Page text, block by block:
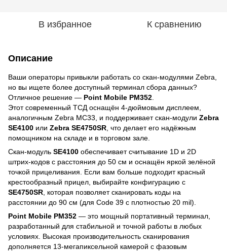
В избранное К сравнению
Описание
Ваши операторы привыкли работать со скан-модулями Zebra,
но вы ищете более доступный терминал сбора данных?
Отличное решение — Point Mobile PM352
Этот современный ТСД оснащён 4-дюймовым дисплеем,
аналогичным Zebra MC33, и поддерживает скан-модули Zebra
SE4100 или Zebra SE4750SR , что делает его надёжным
помощником на складе и в торговом зале.
Скан-модуль SE4100 обеспечивает считывание 1D и 2D
штрих-кодов с расстояния до 50 см и оснащён яркой зелёной
точкой прицеливания. Если вам больше подходит красный
крестообразный прицел, выбирайте конфигурацию с
SE4750SR , которая позволяет сканировать коды на
расстоянии до 90 см (для Code 39 с плотностью 20 mil).
Point Mobile PM352 — это мощный портативный терминал,
разработанный для стабильной и точной работы в любых
условиях. Высокая производительность сканирования
дополняется 13-мегапиксельной камерой с фазовым